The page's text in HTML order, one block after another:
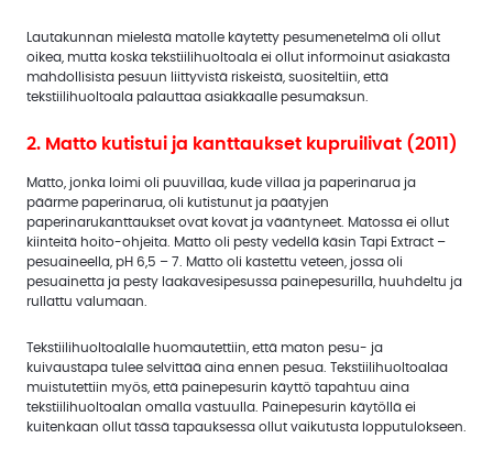
Lautakunnan mielestä matolle käytetty pesumenetelmä oli ollut
oikea, mutta koska tekstiilihuoltoala ei ollut informoinut asiakasta
mahdollisista pesuun liittyvistä riskeistä, suositeltiin, että
tekstiilihuoltoala palauttaa asiakkaalle pesumaksun.
2. Matto kutistui ja kanttaukset kupruilivat (2011)
Matto, jonka loimi oli puuvillaa, kude villaa ja paperinarua ja
päärme paperinarua, oli kutistunut ja päätyjen
paperinarukanttaukset ovat kovat ja vääntyneet. Matossa ei ollut
kiinteitä hoito-ohjeita. Matto oli pesty vedellä käsin Tapi Extract –
pesuaineella, pH 6,5 – 7. Matto oli kastettu veteen, jossa oli
pesuainetta ja pesty laakavesipesussa painepesurilla, huuhdeltu ja
rullattu valumaan.
Tekstiilihuoltoalalle huomautettiin, että maton pesu- ja
kuivaustapa tulee selvittää aina ennen pesua. Tekstiilihuoltoalaa
muistutettiin myös, että painepesurin käyttö tapahtuu aina
tekstiilihuoltoalan omalla vastuulla. Painepesurin käytöllä ei
kuitenkaan ollut tässä tapauksessa ollut vaikutusta lopputulokseen.